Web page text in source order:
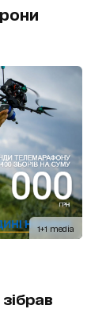
1+1 media